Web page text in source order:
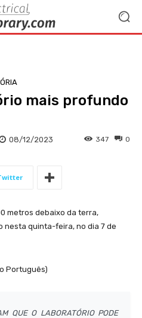
mais profundo
08/12/2023 0
347
metros debaixo da terra,
nesta quinta-feira, no dia 7 de
Português)
QUE O LABORATÓRIO PODE